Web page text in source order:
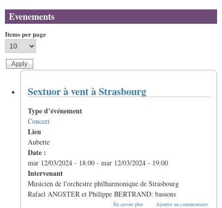
d'Ariane
Evenements
Items per page
Sextuor à vent à Strasbourg
Type d’événement
Concert
Lieu
Aubette
Date :
mar 12/03/2024 - 18:00 - mar 12/03/2024 - 19:00
Intervenant
Musicien de l'orchestre philharmonique de Strasbourg
Rafael ANGSTER et Philippe BERTRAND: bassons
En savoir plussur
Ajouter un commentaire